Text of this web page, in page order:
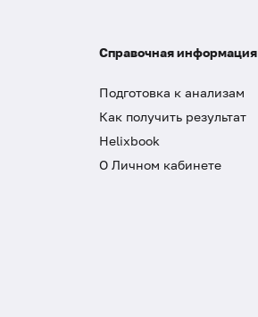
Справочная информация
Подготовка к анализам
Как получить результат
Helixbook
О Личном кабинете